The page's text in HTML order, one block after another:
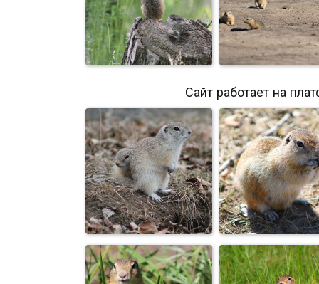
Суслик
Из жизни
сусликов
Сайт работает на